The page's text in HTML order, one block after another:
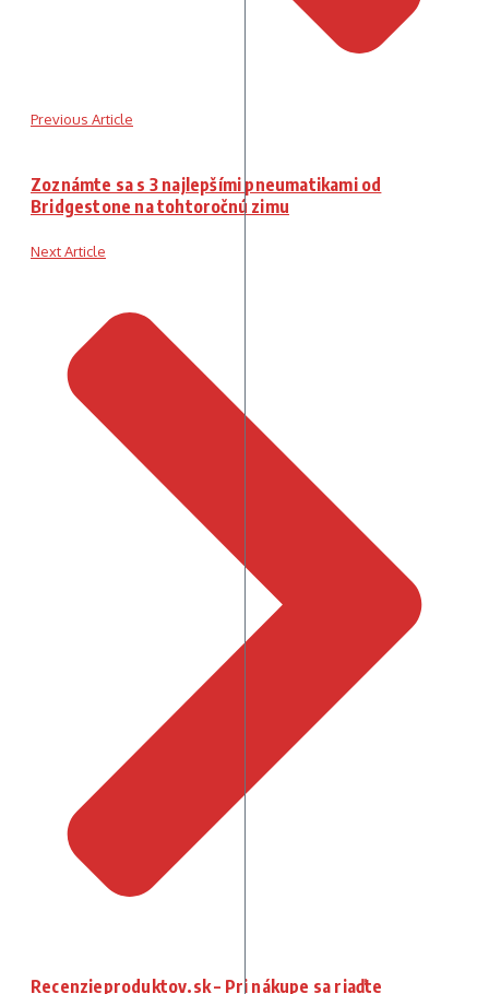
Previous Article
Zoznámte sa s 3 najlepšími pneumatikami od
Bridgestone na tohtoročnú zimu
Next Article
Recenzieproduktov.sk – Pri nákupe sa riaďte